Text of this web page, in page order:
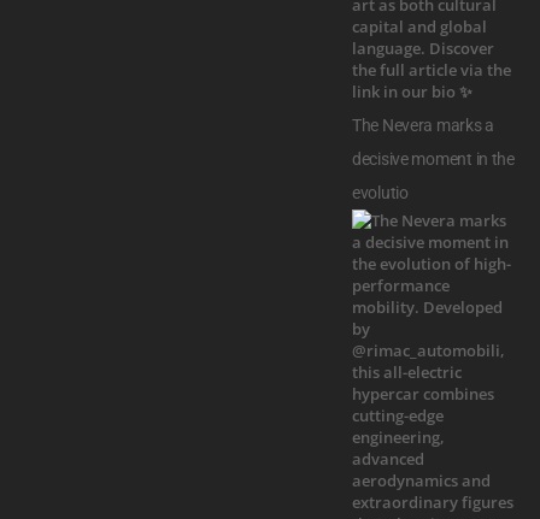
The Nevera marks a
decisive moment in the
evolutio